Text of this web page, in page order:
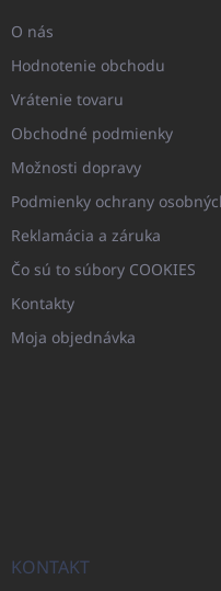
O nás
Hodnotenie obchodu
Vrátenie tovaru
Obchodné podmienky
Možnosti dopravy
Podmienky ochrany
Reklamácia a záruka
Čo sú to súbory COOKIES
Kontakty
Moja objednávka
KONTAKT